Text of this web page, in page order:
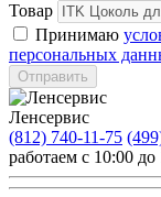
Товар
Принимаю
персональных
Отправить
Ленсервис
(812) 740-11-75
работаем с 10:00 до